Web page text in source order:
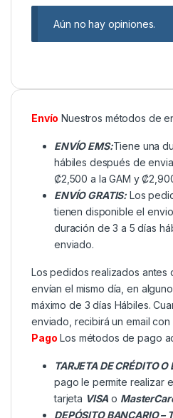
Aún no hay opiniones.
Envío Nuestros métodos de
ENVÍO EMS:Tiene una
hábiles después de
₡2,500 a la GAM y
ENVÍO GRATIS: Los
tienen disponible el
duración de 3 a 5 días
enviado.
Los pedidos realizados antes
envían el mismo día, en
máximo de 3 días Hábiles.
enviado, recibirá un email
Pago Los métodos de pago
TARJETA DE CRÉDITO O
pago le permite realizar
tarjeta VISA o
DEPÓSITO BANCARIO –